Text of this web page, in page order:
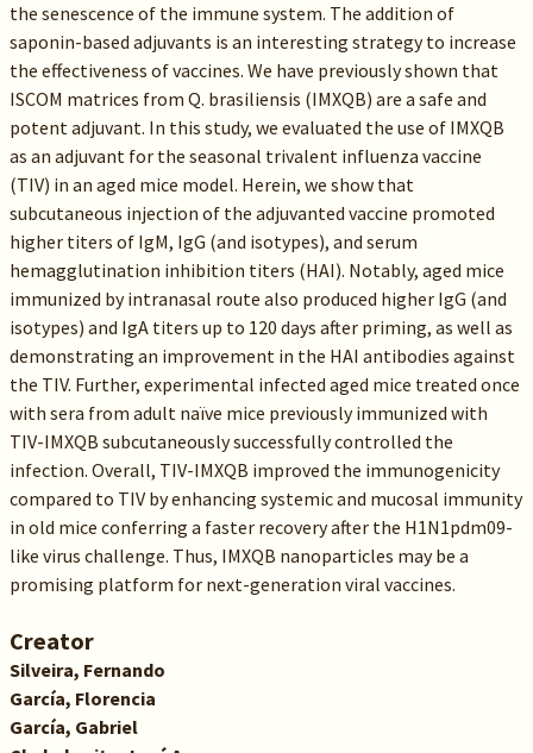
the senescence of the immune system. The addition of
saponin-based adjuvants is an interesting strategy to increase
the effectiveness of vaccines. We have previously shown that
ISCOM matrices from Q. brasiliensis (IMXQB) are a safe and
potent adjuvant. In this study, we evaluated the use of IMXQB
as an adjuvant for the seasonal trivalent influenza vaccine
(TIV) in an aged mice model. Herein, we show that
subcutaneous injection of the adjuvanted vaccine promoted
higher titers of IgM, IgG (and isotypes), and serum
hemagglutination inhibition titers (HAI). Notably, aged mice
immunized by intranasal route also produced higher IgG (and
isotypes) and IgA titers up to 120 days after priming, as well as
demonstrating an improvement in the HAI antibodies against
the TIV. Further, experimental infected aged mice treated once
with sera from adult naïve mice previously immunized with
TIV-IMXQB subcutaneously successfully controlled the
infection. Overall, TIV-IMXQB improved the immunogenicity
compared to TIV by enhancing systemic and mucosal immunity
in old mice conferring a faster recovery after the H1N1pdm09-
like virus challenge. Thus, IMXQB nanoparticles may be a
promising platform for next-generation viral vaccines.
Creator
Silveira, Fernando
García, Florencia
García, Gabriel